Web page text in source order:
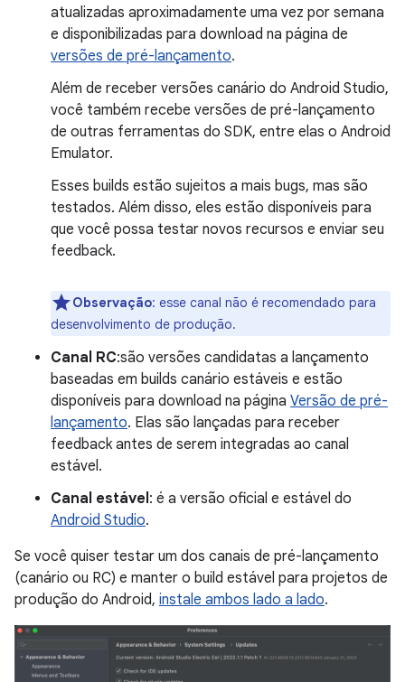
atualizadas aproximadamente uma vez por semana
e disponibilizadas para download na página de
versões de pré-lançamento.
Além de receber versões canário do Android Studio,
você também recebe versões de pré-lançamento
de outras ferramentas do SDK, entre elas o Android
Emulator.
Esses builds estão sujeitos a mais bugs, mas são
testados. Além disso, eles estão disponíveis para
que você possa testar novos recursos e enviar seu
feedback.
Observação: esse canal não é recomendado para
desenvolvimento de produção.
Canal RC:são versões candidatas a lançamento
baseadas em builds canário estáveis e estão
disponíveis para download na página Versão de pré-
lançamento. Elas são lançadas para receber
feedback antes de serem integradas ao canal
estável.
Canal estável : é a versão oficial e estável do
Android Studio.
Se você quiser testar um dos canais de pré-lançamento
(canário ou RC) e manter o build estável para projetos de
produção do Android, instale ambos lado a lado.